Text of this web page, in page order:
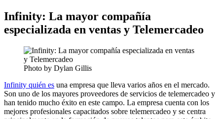
Infinity: La mayor compañía
especializada en ventas y Telemercadeo
Photo by Dylan Gillis
Infinity quién es una empresa que lleva varios años en el mercado.
Son uno de los mayores proveedores de servicios de telemercadeo y
han tenido mucho éxito en este campo. La empresa cuenta con los
mejores profesionales capacitados sobre telemercadeo y se centra